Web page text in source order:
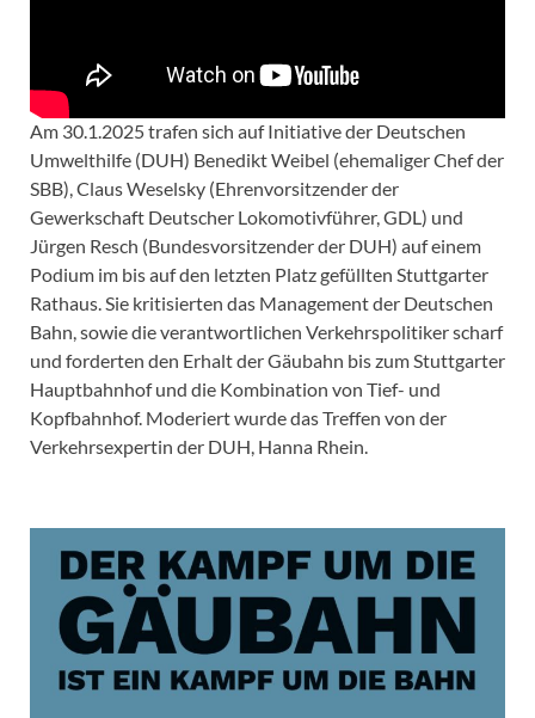
Am 30.1.2025 trafen sich auf Initiative der Deutschen
Umwelthilfe (DUH) Benedikt Weibel (ehemaliger Chef der
SBB), Claus Weselsky (Ehrenvorsitzender der
Gewerkschaft Deutscher Lokomotivführer, GDL) und
Jürgen Resch (Bundesvorsitzender der DUH) auf einem
Podium im bis auf den letzten Platz gefüllten Stuttgarter
Rathaus. Sie kritisierten das Management der Deutschen
Bahn, sowie die verantwortlichen Verkehrspolitiker scharf
und forderten den Erhalt der Gäubahn bis zum Stuttgarter
Hauptbahnhof und die Kombination von Tief- und
Kopfbahnhof. Moderiert wurde das Treffen von der
Verkehrsexpertin der DUH, Hanna Rhein.